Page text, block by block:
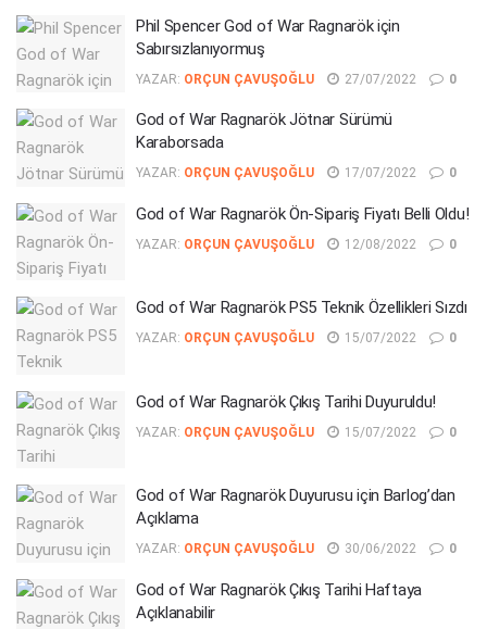
Phil Spencer God of War Ragnarök için
Sabırsızlanıyormuş
YAZAR: ORÇUN ÇAVUŞOĞLU 27/07/2022 0
God of War Ragnarök Jötnar Sürümü
Karaborsada
YAZAR: ORÇUN ÇAVUŞOĞLU 17/07/2022 0
God of War Ragnarök Ön-Sipariş Fiyatı Belli Oldu!
YAZAR: ORÇUN ÇAVUŞOĞLU 12/08/2022 0
God of War Ragnarök PS5 Teknik Özellikleri Sızdı
YAZAR: ORÇUN ÇAVUŞOĞLU 15/07/2022 0
God of War Ragnarök Çıkış Tarihi Duyuruldu!
YAZAR: ORÇUN ÇAVUŞOĞLU 15/07/2022 0
God of War Ragnarök Duyurusu için Barlog’dan
Açıklama
YAZAR: ORÇUN ÇAVUŞOĞLU 30/06/2022 0
God of War Ragnarök Çıkış Tarihi Haftaya
Açıklanabilir